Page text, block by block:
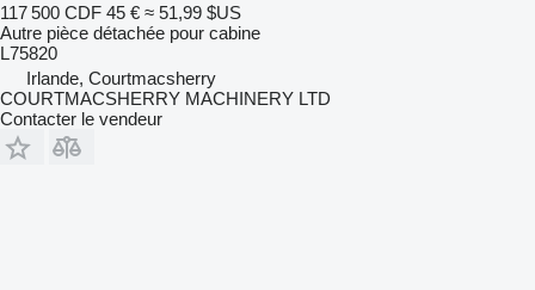
117 500 CDF 45 € ≈ 51,99 $US
Autre pièce détachée pour cabine
L75820
Irlande, Courtmacsherry
COURTMACSHERRY MACHINERY LTD
Contacter le vendeur